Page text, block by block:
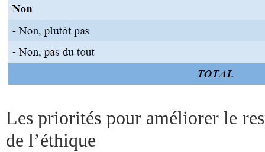
Les priorités pour améliorer le
de l’éthique